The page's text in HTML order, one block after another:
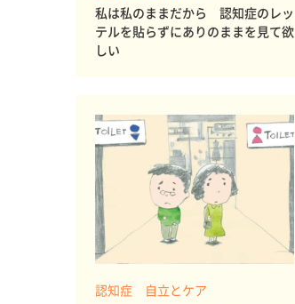
私は私のままだから 認知症のレッ
テルを貼らずにありのままを見て欲
しい
認知症 自立とケア